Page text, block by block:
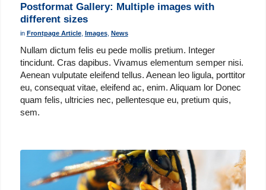
Postformat Gallery: Multiple images with
different sizes
in Frontpage Article, Images, News
Nullam dictum felis eu pede mollis pretium. Integer
tincidunt. Cras dapibus. Vivamus elementum semper nisi.
Aenean vulputate eleifend tellus. Aenean leo ligula, porttitor
eu, consequat vitae, eleifend ac, enim. Aliquam lor Donec
quam felis, ultricies nec, pellentesque eu, pretium quis,
sem.